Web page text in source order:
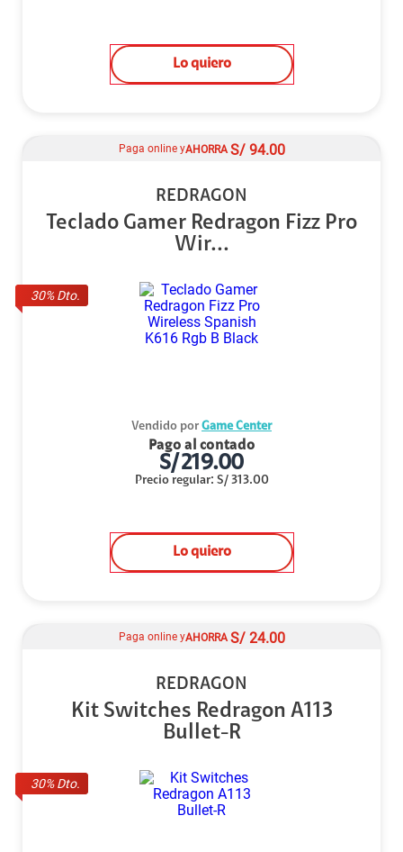
Lo quiero
30% Dto.
Paga online yAHORRA S/ 94.00
REDRAGON
Teclado Gamer Redragon Fizz Pro
Wir...
Vendido por Game Center
Pago al contado
S/219.00
Precio regular: S/ 313.00
Lo quiero
30% Dto.
Paga online yAHORRA S/ 24.00
REDRAGON
Kit Switches Redragon A113
Bullet-R